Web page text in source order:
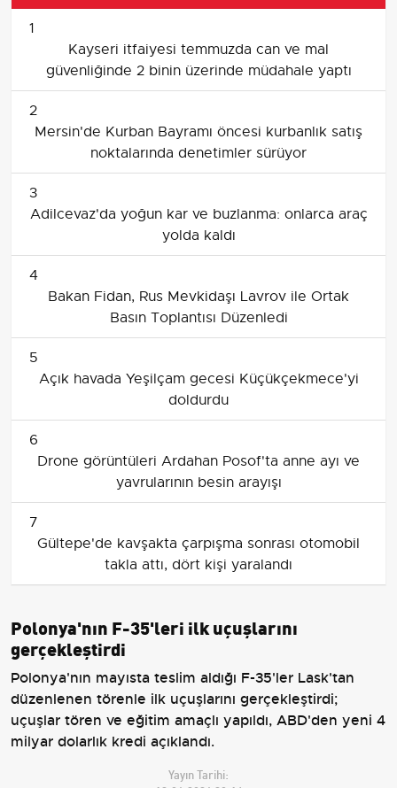
1
Kayseri itfaiyesi temmuzda can ve mal
güvenliğinde 2 binin üzerinde müdahale yaptı
2
Mersin'de Kurban Bayramı öncesi kurbanlık satış
noktalarında denetimler sürüyor
3
Adilcevaz'da yoğun kar ve buzlanma: onlarca araç
yolda kaldı
4
Bakan Fidan, Rus Mevkidaşı Lavrov ile Ortak
Basın Toplantısı Düzenledi
5
Açık havada Yeşilçam gecesi Küçükçekmece'yi
doldurdu
6
Drone görüntüleri Ardahan Posof'ta anne ayı ve
yavrularının besin arayışı
7
Gültepe'de kavşakta çarpışma sonrası otomobil
takla attı, dört kişi yaralandı
Polonya'nın F-35'leri ilk uçuşlarını
gerçekleştirdi
Polonya'nın mayısta teslim aldığı F-35'ler Lask'tan
düzenlenen törenle ilk uçuşlarını gerçekleştirdi;
uçuşlar tören ve eğitim amaçlı yapıldı, ABD'den yeni 4
milyar dolarlık kredi açıklandı.
Yayın Tarihi: